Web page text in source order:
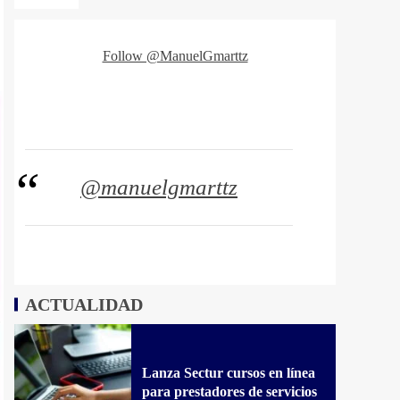
Follow @ManuelGmarttz
@manuelgmarttz
ACTUALIDAD
Lanza Sectur cursos en línea
para prestadores de servicios